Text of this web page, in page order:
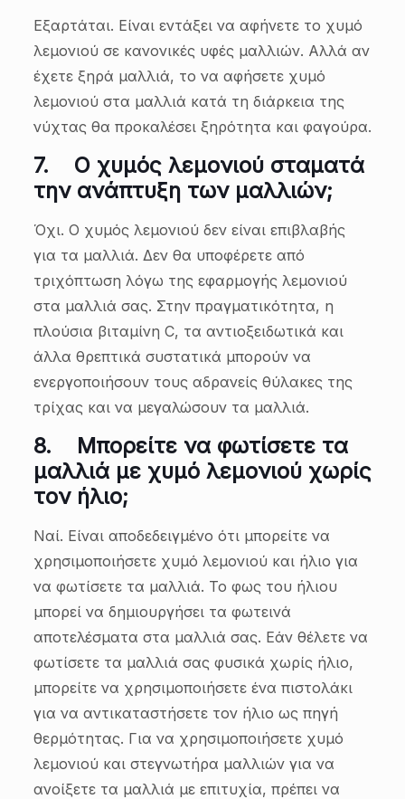
Εξαρτάται. Είναι εντάξει να αφήνετε το χυμό
λεμονιού σε κανονικές υφές μαλλιών. Αλλά αν
έχετε ξηρά μαλλιά, το να αφήσετε χυμό
λεμονιού στα μαλλιά κατά τη διάρκεια της
νύχτας θα προκαλέσει ξηρότητα και φαγούρα.
7. Ο χυμός λεμονιού σταματά
την ανάπτυξη των μαλλιών;
Όχι. Ο χυμός λεμονιού δεν είναι επιβλαβής
για τα μαλλιά. Δεν θα υποφέρετε από
τριχόπτωση λόγω της εφαρμογής λεμονιού
στα μαλλιά σας. Στην πραγματικότητα, η
πλούσια βιταμίνη C, τα αντιοξειδωτικά και
άλλα θρεπτικά συστατικά μπορούν να
ενεργοποιήσουν τους αδρανείς θύλακες της
τρίχας και να μεγαλώσουν τα μαλλιά.
8. Μπορείτε να φωτίσετε τα
μαλλιά με χυμό λεμονιού χωρίς
τον ήλιο;
Ναί. Είναι αποδεδειγμένο ότι μπορείτε να
χρησιμοποιήσετε χυμό λεμονιού και ήλιο για
να φωτίσετε τα μαλλιά. Το φως του ήλιου
μπορεί να δημιουργήσει τα φωτεινά
αποτελέσματα στα μαλλιά σας. Εάν θέλετε να
φωτίσετε τα μαλλιά σας φυσικά χωρίς ήλιο,
μπορείτε να χρησιμοποιήσετε ένα πιστολάκι
για να αντικαταστήσετε τον ήλιο ως πηγή
θερμότητας. Για να χρησιμοποιήσετε χυμό
λεμονιού και στεγνωτήρα μαλλιών για να
ανοίξετε τα μαλλιά με επιτυχία, πρέπει να